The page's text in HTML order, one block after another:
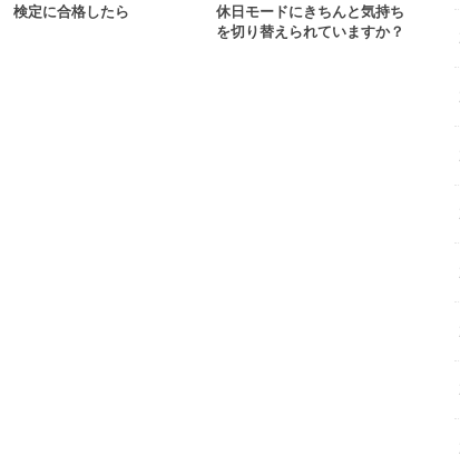
検定に合格したら
休日モードにきちんと気持ち
を切り替えられていますか？